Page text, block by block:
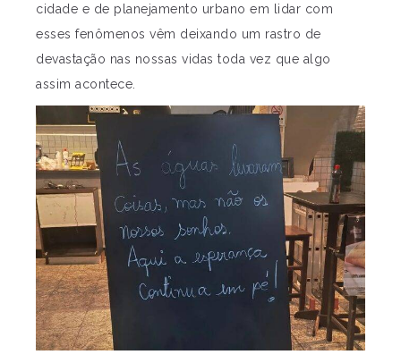
cidade e de planejamento urbano em lidar com
esses fenômenos vêm deixando um rastro de
devastação nas nossas vidas toda vez que algo
assim acontece.